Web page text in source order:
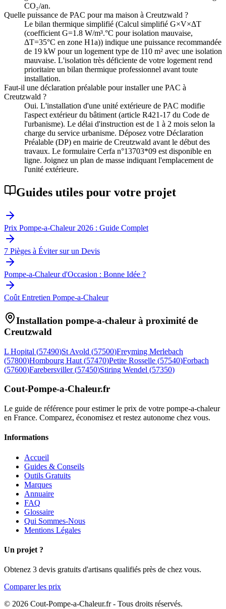
CO₂/an.
Quelle puissance de PAC pour ma maison à Creutzwald ?
Le bilan thermique simplifié (Calcul simplifié G×V×ΔT
(coefficient G=1.8 W/m³.°C pour isolation mauvaise,
ΔT=35°C en zone H1a)) indique une puissance recommandée
de 19 kW pour un logement type de 110 m² avec une isolation
mauvaise. L'isolation très déficiente de votre logement rend
prioritaire un bilan thermique professionnel avant toute
installation.
Faut-il une déclaration préalable pour installer une PAC à
Creutzwald ?
Oui. L'installation d'une unité extérieure de PAC modifie
l'aspect extérieur du bâtiment (article R421-17 du Code de
l'urbanisme). Le délai d'instruction est de 1 à 2 mois selon la
charge du service urbanisme. Déposez votre Déclaration
Préalable (DP) en mairie de Creutzwald avant le début des
travaux. Le formulaire Cerfa n°13703*09 est disponible en
ligne. Joignez un plan de masse indiquant l'emplacement de
l'unité extérieure.
Guides utiles pour votre projet
Prix Pompe-a-Chaleur 2026 : Guide Complet
7 Pièges à Éviter sur un Devis
Pompe-a-Chaleur d'Occasion : Bonne Idée ?
Coût Entretien Pompe-a-Chaleur
Installation pompe-a-chaleur à proximité de
Creutzwald
L Hopital (57490)St Avold (57500)Freyming Merlebach
(57800)Hombourg Haut (57470)Petite Rosselle (57540)Forbach
(57600)Farebersviller (57450)Stiring Wendel (57350)
Cout-Pompe-a-Chaleur.fr
Le guide de référence pour estimer le prix de votre pompe-a-chaleur
en France. Comparez, économisez et restez autonome chez vous.
Informations
Accueil
Guides & Conseils
Outils Gratuits
Marques
Annuaire
FAQ
Glossaire
Qui Sommes-Nous
Mentions Légales
Un projet ?
Obtenez 3 devis gratuits d'artisans qualifiés près de chez vous.
Comparer les prix
© 2026 Cout-Pompe-a-Chaleur.fr - Tous droits réservés.